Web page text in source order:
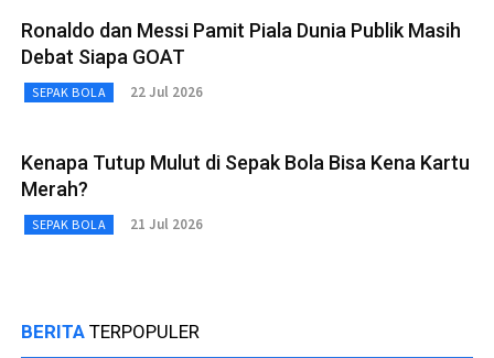
Ronaldo dan Messi Pamit Piala Dunia Publik Masih
Debat Siapa GOAT
SEPAK BOLA 22 Jul 2026
Kenapa Tutup Mulut di Sepak Bola Bisa Kena Kartu
Merah?
SEPAK BOLA 21 Jul 2026
BERITA TERPOPULER